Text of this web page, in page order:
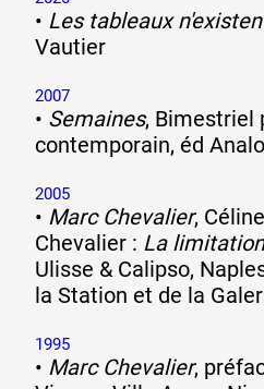
• Les tableaux
Vautier
2007
• Semaines, Bimestriel
contemporain, éd
2005
• Marc Chevalier,
Chevalier : La
Ulisse & Calipso,
la Station et de la
1995
• Marc Chevalier,